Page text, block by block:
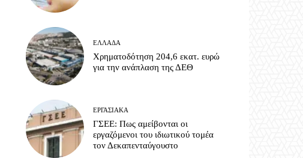
ΕΛΛΆΔΑ
Χρηματοδότηση 204,6 εκατ. ευρώ
για την ανάπλαση της ΔΕΘ
ΕΡΓΑΣΙΑΚΆ
ΓΣΕΕ: Πως αμείβονται οι
εργαζόμενοι του ιδιωτικού τομέα
τον Δεκαπενταύγουστο